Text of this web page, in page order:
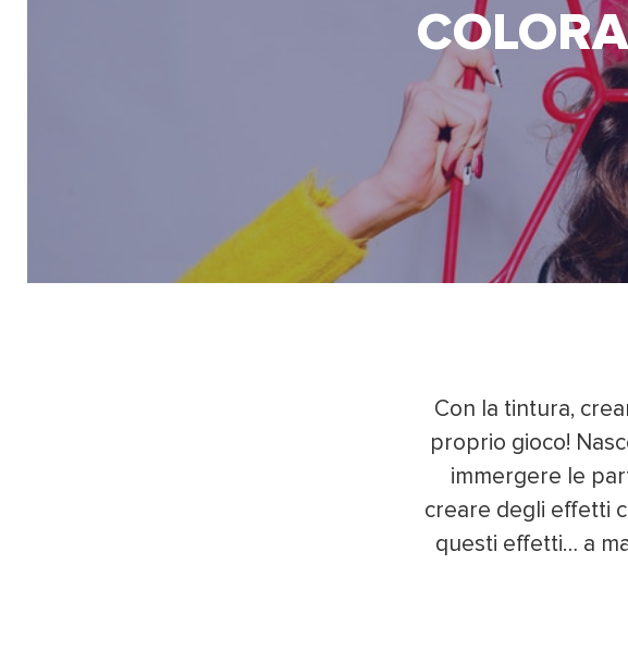
Con la tintura,
proprio gioco!
immergere le
creare degli effetti
questi effetti… a